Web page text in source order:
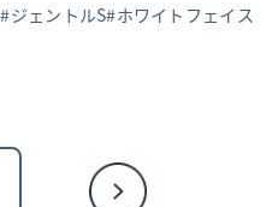
ジェントルS ホワイトフェイス